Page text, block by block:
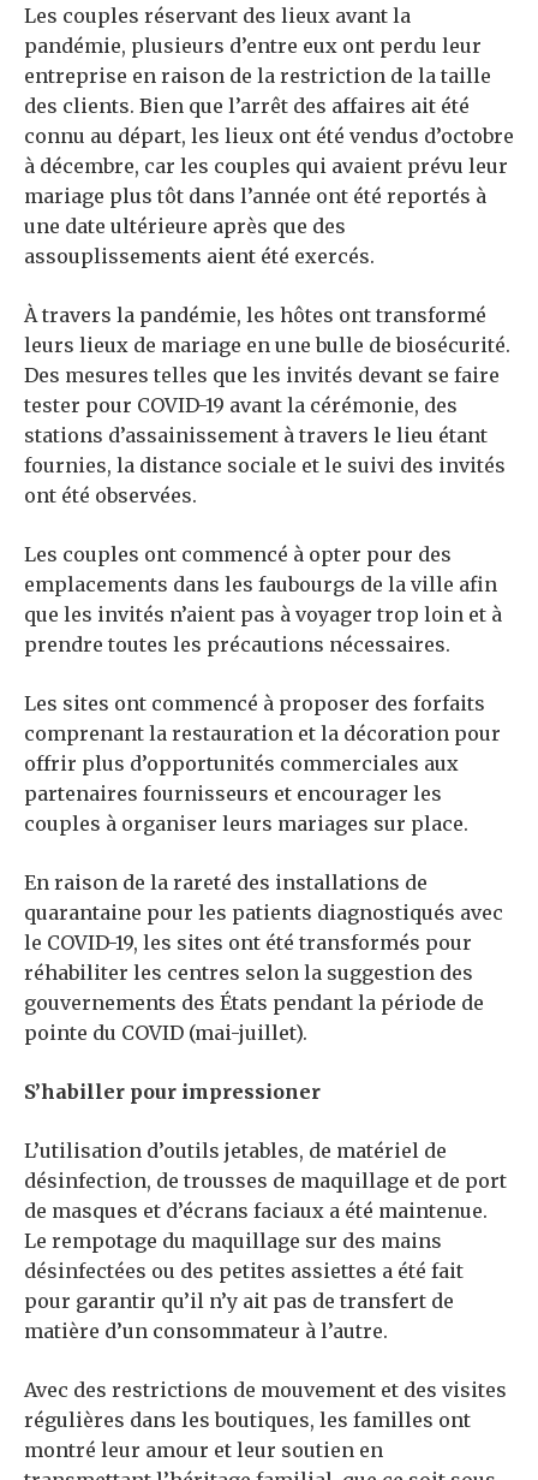
Les couples réservant des lieux avant la
pandémie, plusieurs d’entre eux ont perdu leur
entreprise en raison de la restriction de la taille
des clients. Bien que l’arrêt des affaires ait été
connu au départ, les lieux ont été vendus d’octobre
à décembre, car les couples qui avaient prévu leur
mariage plus tôt dans l’année ont été reportés à
une date ultérieure après que des
assouplissements aient été exercés.
À travers la pandémie, les hôtes ont transformé
leurs lieux de mariage en une bulle de biosécurité.
Des mesures telles que les invités devant se faire
tester pour COVID-19 avant la cérémonie, des
stations d’assainissement à travers le lieu étant
fournies, la distance sociale et le suivi des invités
ont été observées.
Les couples ont commencé à opter pour des
emplacements dans les faubourgs de la ville afin
que les invités n’aient pas à voyager trop loin et à
prendre toutes les précautions nécessaires.
Les sites ont commencé à proposer des forfaits
comprenant la restauration et la décoration pour
offrir plus d’opportunités commerciales aux
partenaires fournisseurs et encourager les
couples à organiser leurs mariages sur place.
En raison de la rareté des installations de
quarantaine pour les patients diagnostiqués avec
le COVID-19, les sites ont été transformés pour
réhabiliter les centres selon la suggestion des
gouvernements des États pendant la période de
pointe du COVID (mai-juillet).
S’habiller pour impressioner
L’utilisation d’outils jetables, de matériel de
désinfection, de trousses de maquillage et de port
de masques et d’écrans faciaux a été maintenue.
Le rempotage du maquillage sur des mains
désinfectées ou des petites assiettes a été fait
pour garantir qu’il n’y ait pas de transfert de
matière d’un consommateur à l’autre.
Avec des restrictions de mouvement et des visites
régulières dans les boutiques, les familles ont
montré leur amour et leur soutien en